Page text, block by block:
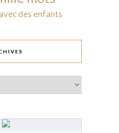
des enfants